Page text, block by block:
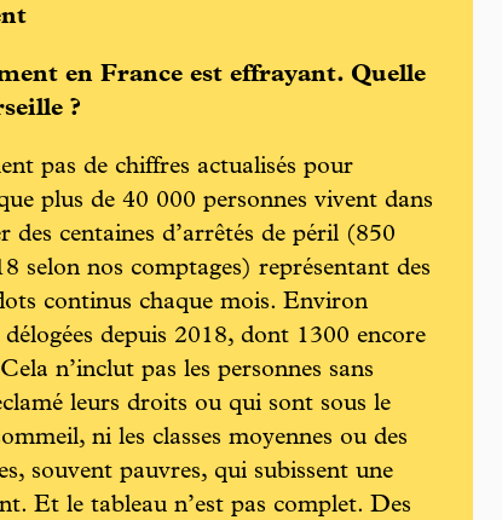
en France est effrayant. Quelle
?
pas de chiffres actualisés pour
plus de 40 000 personnes vivent dans
des centaines d’arrêtés de péril (850
selon nos comptages) représentant des
continus chaque mois. Environ
depuis 2018, dont 1300 encore
n’inclut pas les personnes sans
leurs droits ou qui sont sous le
ni les classes moyennes ou des
souvent pauvres, qui subissent une
Et le tableau n’est pas complet. Des